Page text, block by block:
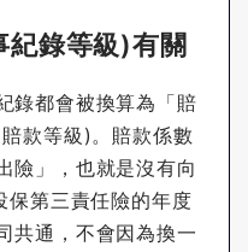
紀錄等級)有關
錄都會被換算為「賠
款等級)。賠款係數
險」，也就是沒有向
保第三責任險的年度
共通，不會因為換一